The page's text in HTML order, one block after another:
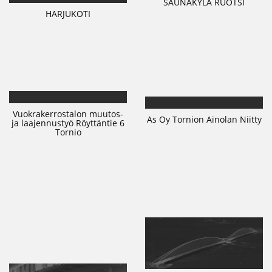
SAUNAKYLÄ RUOTSI
HARJUKOTI
Vuokrakerrostalon muutos-
ja laajennustyö Röyttäntie 6
Tornio
As Oy Tornion Ainolan Niitty